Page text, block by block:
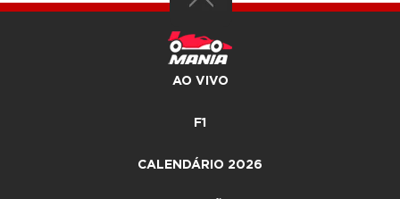
AO VIVO
F1
CALENDÁRIO 2026